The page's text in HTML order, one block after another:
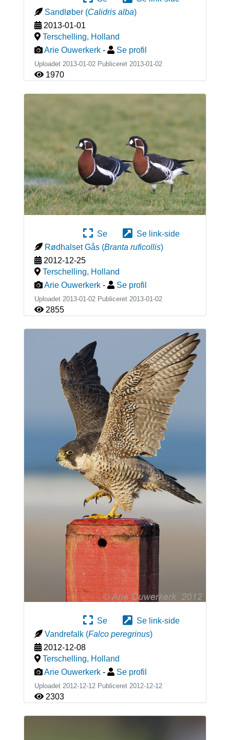
Sandløber (Calidris alba)
2013-01-01
Terschelling, Holland
Arie Ouwerkerk - Se profil
Uploadet 2013-01-02 Publiceret 2013-01-02
1970
Se
Se link-side
Rødhalset Gås (Branta ruficollis)
2012-12-25
Terschelling, Holland
Arie Ouwerkerk - Se profil
Uploadet 2013-01-02 Publiceret 2013-01-02
2855
Se
Se link-side
Vandrefalk (Falco peregrinus)
2012-12-08
Terschelling, Holland
Arie Ouwerkerk - Se profil
Uploadet 2012-12-12 Publiceret 2012-12-12
2303